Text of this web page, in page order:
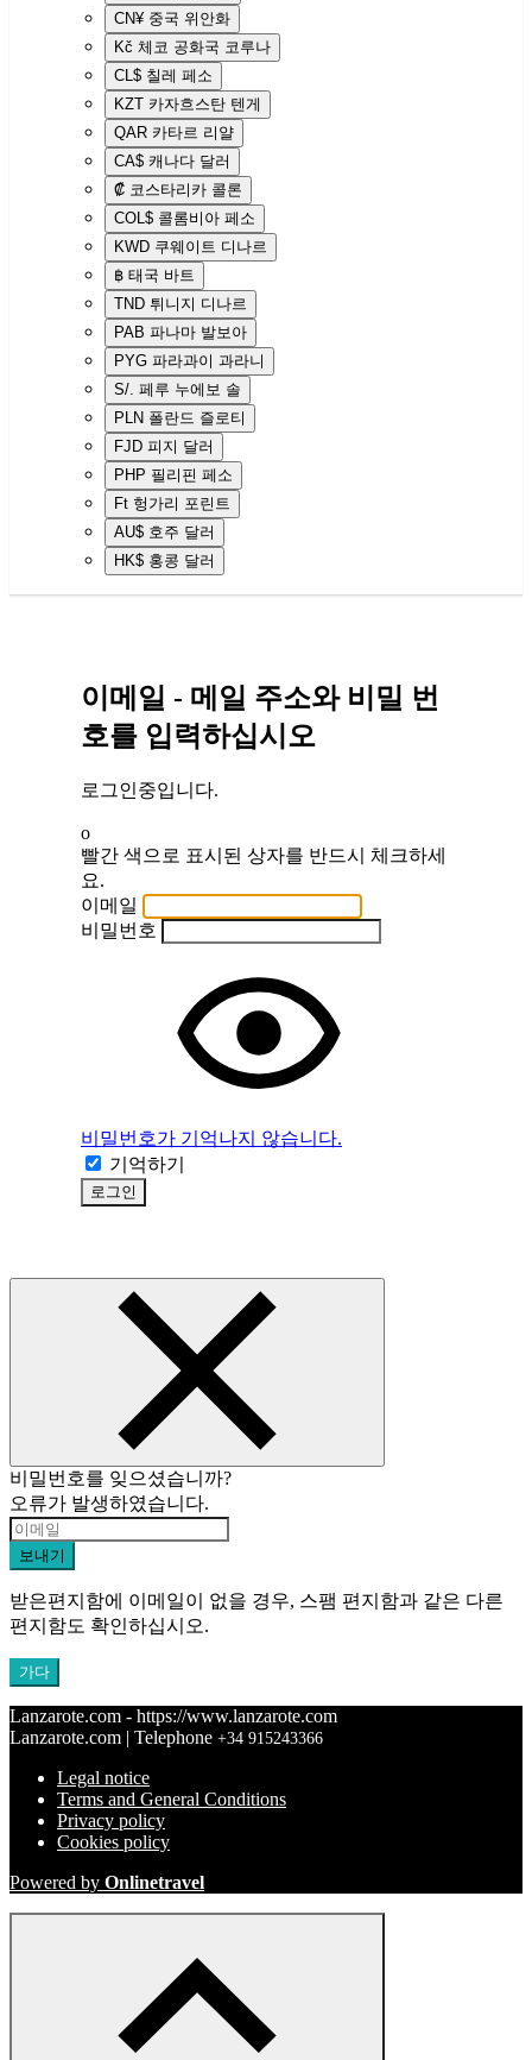
CN¥ 중국 위안화
Kč 체코 공화국 코루나
CL$ 칠레 페소
KZT 카자흐스탄 텐게
QAR 카타르 리얄
CA$ 캐나다 달러
₡ 코스타리카 콜론
COL$ 콜롬비아 페소
KWD 쿠웨이트 디나르
฿ 태국 바트
TND 튀니지 디나르
PAB 파나마 발보아
PYG 파라과이 과라니
S/. 페루 누에보 솔
PLN 폴란드 즐로티
FJD 피지 달러
PHP 필리핀 페소
Ft 헝가리 포린트
AU$ 호주 달러
HK$ 홍콩 달러
이메일 - 메일 주소와 비밀 번
호를 입력하십시오
로그인중입니다.
o
빨간 색으로 표시된 상자를 반드시 체크하세
요.
이메일
비밀번호
비밀번호가 기억나지 않습니다.
기억하기
로그인
비밀번호를 잊으셨습니까?
오류가 발생하였습니다.
보내기
받은편지함에 이메일이 없을 경우, 스팸 편지함과 같은 다른
편지함도 확인하십시오.
가다
Lanzarote.com - https://www.lanzarote.com
Lanzarote.com | Telephone +34 915243366
Legal notice
Terms and General Conditions
Privacy policy
Cookies policy
Powered by Onlinetravel